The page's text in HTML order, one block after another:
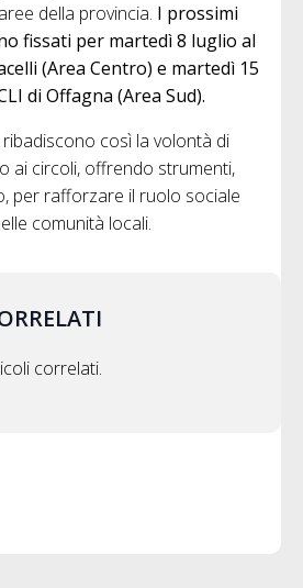
della provincia. I prossimi
fissati per martedì 8 luglio al
(Area Centro) e martedì 15
di Offagna (Area Sud).
così la volontà di
ai circoli, offrendo strumenti,
per rafforzare il ruolo sociale
comunità locali.
correlati.